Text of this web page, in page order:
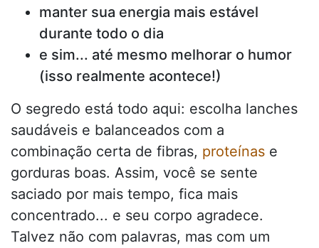
manter sua energia mais estável
durante todo o dia
e sim... até mesmo melhorar o humor
(isso realmente acontece!)
O segredo está todo aqui: escolha lanches
saudáveis e balanceados com a
combinação certa de fibras, proteínas e
gorduras boas. Assim, você se sente
saciado por mais tempo, fica mais
concentrado... e seu corpo agradece.
Talvez não com palavras, mas com um